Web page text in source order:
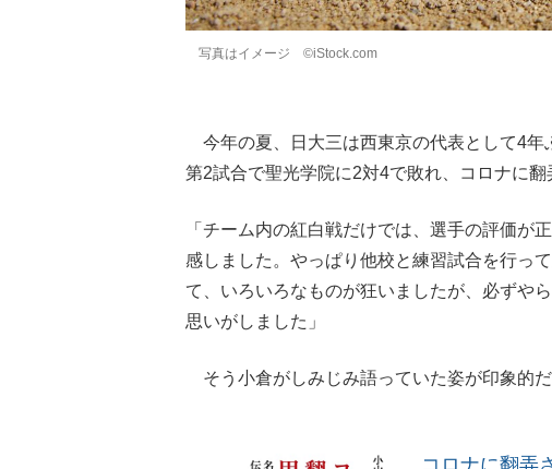
写真はイメージ ©️iStock.com
今年の夏、日大三は西東京の代表として4年
第2試合で聖光学院に2対4で敗れ、コロナに
「チーム内の紅白戦だけでは、選手の評価が
感しました。やっぱり他校と練習試合を行っ
て、いろいろなものが狂いましたが、必ずや
思いがしました」
そう小倉がしみじみ語っていた姿が印象的
コロナに翻弄